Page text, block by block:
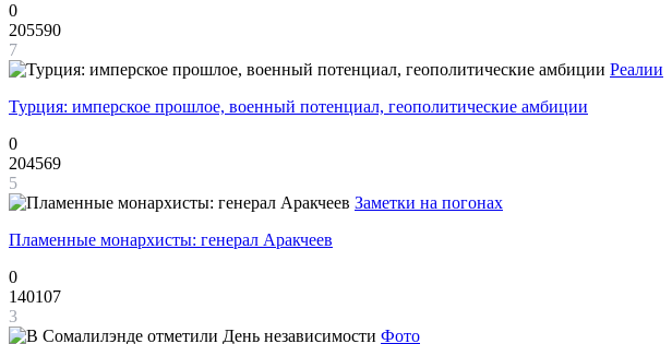
0
205590
7
Реалии
Турция: имперское прошлое, военный потенциал, геополитические амбиции
0
204569
5
Заметки на погонах
Пламенные монархисты: генерал Аракчеев
0
140107
3
Фото